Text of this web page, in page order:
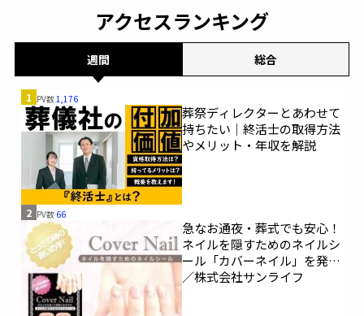
アクセスランキング
週間 総合
1 PV数1,176
葬祭ディレクターとあわせて
持ちたい｜終活士の取得方法
やメリット・年収を解説
2 PV数 66
急なお通夜・葬式でも安心！
ネイルを隠すためのネイルシ
ール「カバーネイル」を発売
／株式会社サンライフ